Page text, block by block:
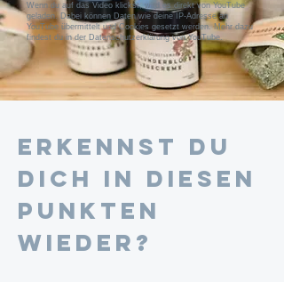
Wenn du auf das Video klickst, wird es direkt von YouTube
geladen. Dabei können Daten wie deine IP-Adresse an
YouTube übermittelt und Cookies gesetzt werden. Mehr dazu
findest du in der Datenschutzerklärung von YouTube.
Erkennst du
dich in diesen
Punkten
wieder?